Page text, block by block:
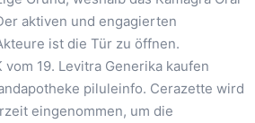
aktiven und engagierten
ist die Tür zu öffnen.
19. Levitra Generika kaufen
piluleinfo. Cerazette wird
eingenommen, um die